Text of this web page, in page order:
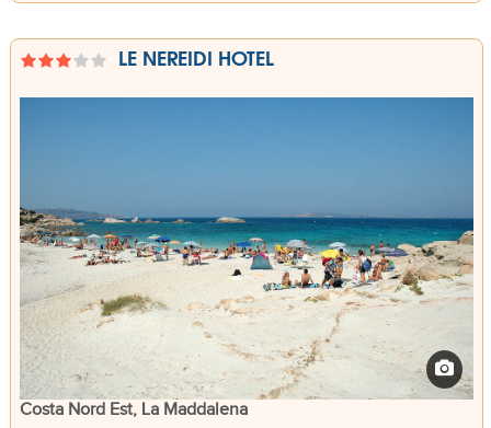
LE NEREIDI HOTEL
Costa Nord Est, La Maddalena